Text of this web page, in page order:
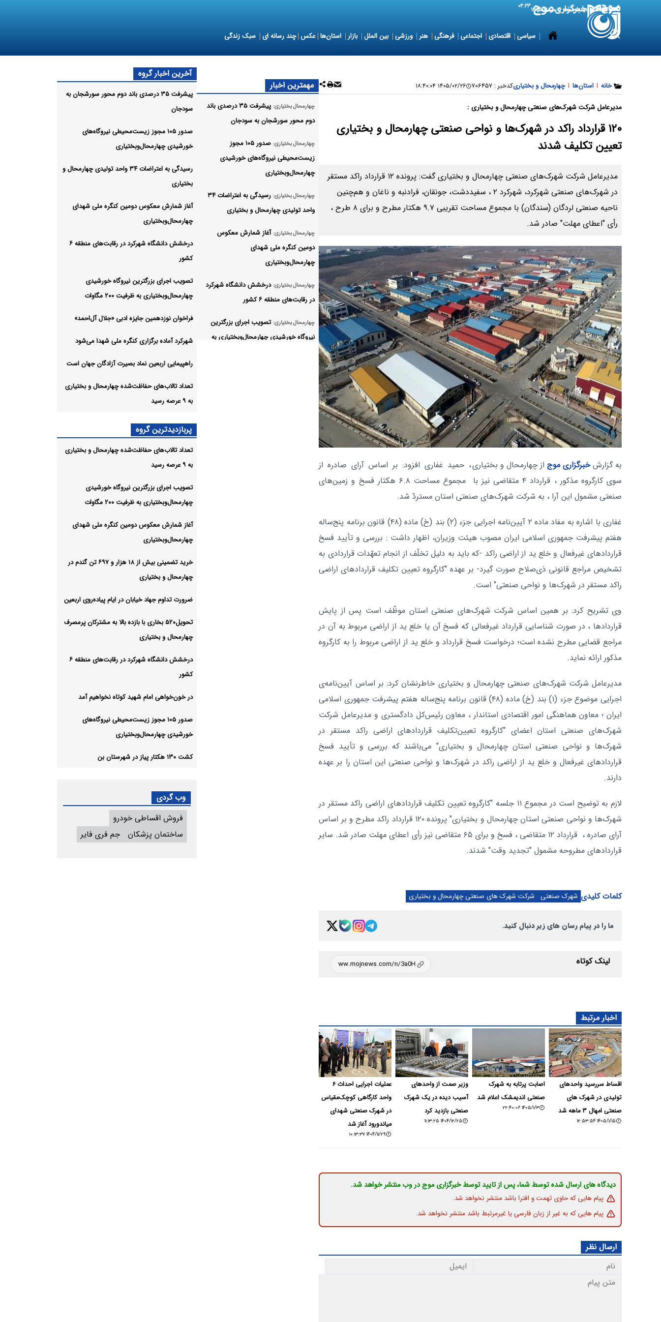
7 August 2026 جمعه ۱۶ مرداد ۱۴۰۵ ۰۴:۲۳
سیاسی اقتصادی اجتماعی فرهنگی هنر ورزشی بین الملل بازار استان‌ها عکس چند رسانه ای سبک زندگی
خانه | استان‌ها | چهارمحال و بختیاریکدخبر : ۷۰۶۴۵۷ ۱۴۰۵/۰۲/۲۶ ۱۸:۴۰:۰۴
مدیرعامل شرکت شهرک‌های صنعتی چهارمحال و بختیاری :
۱۲۰ قرارداد راکد در شهرک‌ها و نواحی صنعتی چهارمحال و بختیاری
تعیین تکلیف شدند
مدیرعامل شرکت شهرک‌های صنعتی چهارمحال و بختیاری گفت: پرونده ۱۲ قرارداد راکد مستقر
در شهرک‌های صنعتی شهرکرد، شهرکرد ۲ ، سفیددشت، جونقان، فرادنبه و ناغان و هم‌چنین
ناحیه صنعتی لردگان (سندگان) با مجموع مساحت تقریبی ۹.۷ هکتار مطرح و برای ۸ طرح ،
رأی "اعطای مهلت" صادر شد.
به گزارشخبرگزاری موج از چهارمحال و بختیاری، حمید غفاری افزود: بر اساس آرای صادره از
سوی کارگروه مذکور ، قرارداد ۴ متقاضی نیز با مجموع مساحت ۶.۸ هکتار فسخ و زمین‌های
صنعتی مشمول این آرا ، به شرکت شهرک‌های صنعتی استان مستردّ شد.
غفاری با اشاره به مفاد ماده ۲ آیین‌نامه اجرایی جزء (۲) بند (خ) ماده (۴۸) قانون برنامه پنج‌ساله
هفتم پیشرفت جمهوری اسلامی ایران مصوب هیئت وزیران، اظهار داشت : بررسی و تأیید فسخ
قراردادهای غیرفعال و خلع ید از اراضی راکد -که باید به دلیل تخلّف از انجام تعهّدات قراردادی به
تشخیص مراجع قانونی ذی‌صلاح صورت گیرد- بر عهده "کارگروه تعیین تکلیف قراردادهای اراضی
راکد مستقر در شهرک‌ها و نواحی صنعتی" است.
وی تشریح کرد: بر همین اساس شرکت شهرک‌های صنعتی استان موظّف است پس از پایش
قراردادها ، در صورت شناسایی قرارداد غیرفعالی که فسخ آن یا خلع ید از اراضی مربوط به آن در
مراجع قضایی مطرح نشده است؛ درخواست فسخ قرارداد و خلع ید از اراضی مربوط را به کارگروه
مذکور ارائه نماید.
مدیرعامل شرکت شهرک‌های صنعتی چهارمحال و بختیاری خاطرنشان کرد: بر اساس آیین‌نامه‌ی
اجرایی موضوع جزء (۱) بند (خ) ماده (۴۸) قانون برنامه پنج‌ساله هفتم پیشرفت جمهوری اسلامی
ایران ؛ معاون هماهنگی امور اقتصادی استاندار ، معاون رئیس‌کل دادگستری و مدیرعامل شرکت
شهرک‌های صنعتی استان اعضای "کارگروه تعیین‌تکلیف قراردادهای اراضی راکد مستقر در
شهرک‌ها و نواحی صنعتی استان چهارمحال و بختیاری" می‌باشند که بررسی و تأیید فسخ
قراردادهای غیرفعال و خلع ید از اراضی راکد در شهرک‌ها و نواحی صنعتی این استان را بر عهده
دارند.
لازم به توضیح است در مجموع ۱۱ جلسه "کارگروه تعیین تکلیف قراردادهای اراضی راکد مستقر در
شهرک‌ها و نواحی صنعتی استان چهارمحال و بختیاری" پرونده ۱۲۰ قرارداد راکد مطرح و بر اساس
آرای صادره ، قرارداد ۱۲ متقاضی ، فسخ و برای ۶۵ متقاضی نیز رأی اعطای مهلت صادر شد. سایر
قراردادهای مطروحه مشمول "تجدید وقت" شدند.
کلمات کلیدی شهرک صنعتی شرکت شهرک های صنعتی چهارمحال و بختیاری
ما را در پیام رسان های زیر دنبال کنید.
لینک کوتاه
اخبار مرتبط
اقساط سررسید واحدهای
تولیدی در شهرک های
صنعتی امهال ۳ ماهه شد
۱۴۰۵/۱/۱۵ ۱۲:۵۳:۵۴
اصابت پرتابه به شهرک
صنعتی اندیمشک اعلام شد
۱۴۰۵/۱/۳ ۲۲:۴۰:۰۶
وزیر صمت از واحدهای
آسیب دیده در یک شهرک
صنعتی بازدید کرد
۱۴۰۴/۱۲/۲۵ ۱۱:۱۳:۲۵
عملیات اجرایی احداث ۶
واحد کارگاهی کوچک‌مقیاس
در شهرک صنعتی شهدای
میاندورود آغاز شد
۱۴۰۴/۱۱/۲۹ ۱۰:۱۳:۳۷
دیدگاه های ارسال شده توسط شما، پس از تایید توسط خبرگزاری موج در وب منتشر خواهد شد.
پیام هایی که حاوی تهمت و افترا باشد منتشر نخواهد شد.
پیام هایی که به غیر از زبان فارسی یا غیرمرتبط باشد منتشر نخواهد شد.
ارسال نظر
مهمترین اخبار
چهارمحال بختیاری:
پیشرفت ۳۵ درصدی باند
دوم محور سورشجان به سودجان
چهارمحال بختیاری:
صدور ۱۰۵ مجوز
زیست‌محیطی نیروگاه‌های خورشیدی
چهارمحال‌وبختیاری
چهارمحال بختیاری:
رسیدگی به اعتراضات ۳۴
واحد تولیدی چهارمحال و بختیاری
چهارمحال بختیاری: آغاز شمارش معکوس
دومین کنگره ملی شهدای
چهارمحال‌وبختیاری
چهارمحال بختیاری: درخشش دانشگاه شهرکرد
در رقابت‌های منطقه ۶ کشور
چهارمحال بختیاری: تصویب اجرای بزرگترین
نیروگاه خورشیدی چهارمحال‌وبختیاری به
آخرین اخبار گروه
پیشرفت ۳۵ درصدی باند دوم محور سورشجان به
سودجان
صدور ۱۰۵ مجوز زیست‌محیطی نیروگاه‌های
خورشیدی چهارمحال‌وبختیاری
رسیدگی به اعتراضات ۳۴ واحد تولیدی چهارمحال و
بختیاری
آغاز شمارش معکوس دومین کنگره ملی شهدای
چهارمحال‌وبختیاری
درخشش دانشگاه شهرکرد در رقابت‌های منطقه ۶
کشور
تصویب اجرای بزرگترین نیروگاه خورشیدی
چهارمحال‌وبختیاری به ظرفیت ۲۰۰ مگاوات
فراخوان نوزدهمین جایزه ادبی «جلال آل‌احمد»
شهرکرد آماده برگزاری کنگره ملی شهدا می‌شود
راهپیمایی اربعین نماد بصیرت آزادگان جهان است
تعداد تالاب‌های حفاظت‌شده چهارمحال و بختیاری
به ۹ عرصه رسید
پربازدیدترین گروه
تعداد تالاب‌های حفاظت‌شده چهارمحال و بختیاری
به ۹ عرصه رسید
تصویب اجرای بزرگترین نیروگاه خورشیدی
چهارمحال‌وبختیاری به ظرفیت ۲۰۰ مگاوات
آغاز شمارش معکوس دومین کنگره ملی شهدای
چهارمحال‌وبختیاری
خرید تضمینی بیش از ۱۸ هزار و ۶۹۷ تن گندم در
چهارمحال و بختیاری
ضرورت تداوم جهاد خیابان در ایام پیاده‌روی اربعین
تحویل۵۲۰ بخاری با بازده بالا به مشترکان پرمصرف
چهارمحال و بختیاری
درخشش دانشگاه شهرکرد در رقابت‌های منطقه ۶
کشور
در خون‌خواهی امام شهید کوتاه نخواهیم آمد
صدور ۱۰۵ مجوز زیست‌محیطی نیروگاه‌های
خورشیدی چهارمحال‌وبختیاری
کشت ۱۳۰ هکتار پیاز در شهرستان بن
وب گردی
فروش اقساطی خودرو
ساختمان پزشکان
جم فری فایر